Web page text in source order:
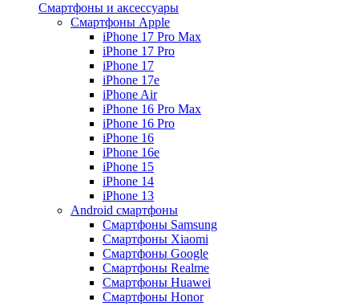
Смартфоны и аксессуары
Смартфоны Apple
iPhone 17 Pro Max
iPhone 17 Pro
iPhone 17
iPhone 17e
iPhone Air
iPhone 16 Pro Max
iPhone 16 Pro
iPhone 16
iPhone 16e
iPhone 15
iPhone 14
iPhone 13
Android cмартфоны
Смартфоны Samsung
Смартфоны Xiaomi
Смартфоны Google
Смартфоны Realme
Смартфоны Huawei
Смартфоны Honor